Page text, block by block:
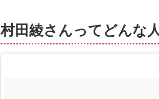
村田綾さんってどんな